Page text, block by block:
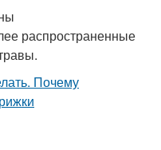
распространенные